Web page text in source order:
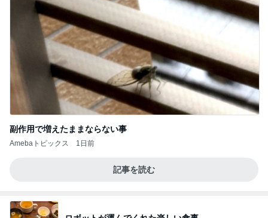
副作用で増えたままならない事
Amebaトピックス 1日前
記事を読む